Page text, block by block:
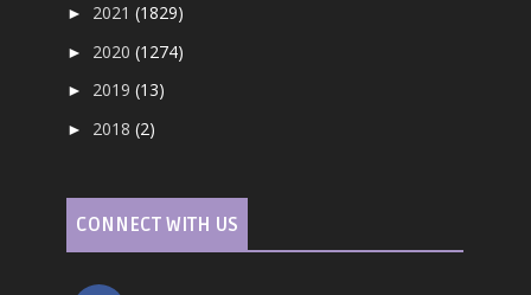
► 2021(1829)
► 2020(1274)
► 2019(13)
► 2018(2)
CONNECT WITH US